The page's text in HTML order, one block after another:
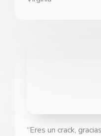
“Eres un crack,